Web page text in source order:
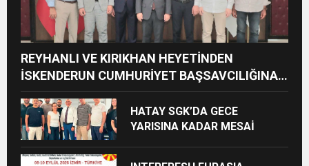
REYHANLI VE KIRIKHAN HEYETİNDEN
İSKENDERUN CUMHURİYET BAŞSAVCILIĞINA
ZİYARET
HATAY SGK’DA GECE
YARISINA KADAR MESAİ